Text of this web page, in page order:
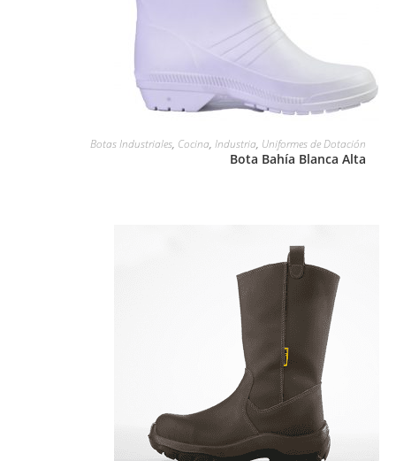
LEER MÁS
Botas Industriales, Cocina,Industria, Uniformes de Dotación
Bota Bahía Blanca Alta